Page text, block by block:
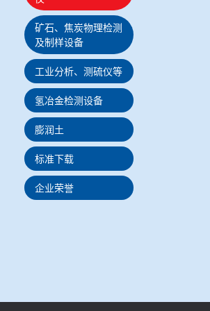
矿石、焦炭物理检测
及制样设备
工业分析、测硫仪等
氢冶金检测设备
膨润土
标准下载
企业荣誉